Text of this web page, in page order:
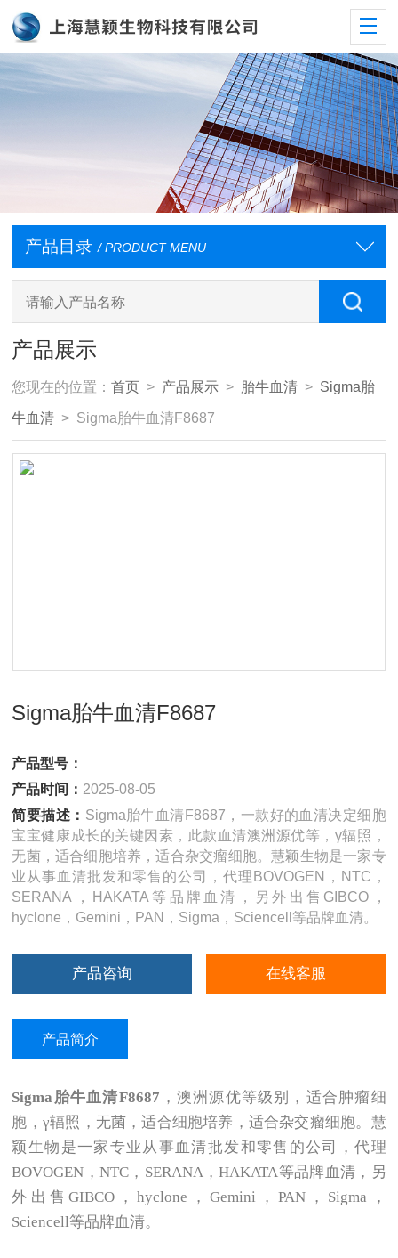
产品目录 / PRODUCT MENU
产品展示
您现在的位置：首页 > 产品展示 > 胎牛血清 > Sigma胎
牛血清 > Sigma胎牛血清F8687
Sigma胎牛血清F8687
产品型号：
产品时间： 2025-08-05
简要描述： Sigma胎牛血清F8687，一款好的血清决定细胞
宝宝健康成长的关键因素，此款血清澳洲源优等，γ辐照，
无菌，适合细胞培养，适合杂交瘤细胞。慧颖生物是一家专
业从事血清批发和零售的公司，代理BOVOGEN，NTC，
SERANA，HAKATA等品牌血清，另外出售GIBCO，
hyclone，Gemini，PAN，Sigma，Sciencell等品牌血清。
产品咨询 在线客服
产品简介
Sigma 胎牛血清F8687 ，澳洲源优等级别，适合肿瘤细
胞，γ辐照，无菌，适合细胞培养，适合杂交瘤细胞。慧
颖生物是一家专业从事血清批发和零售的公司，代理
BOVOGEN，NTC，SERANA，HAKATA等品牌血清，另
外出售GIBCO，hyclone，Gemini，PAN，Sigma，
Sciencell等品牌血清。